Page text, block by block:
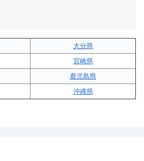
大分県
宮崎県
鹿児島県
沖縄県